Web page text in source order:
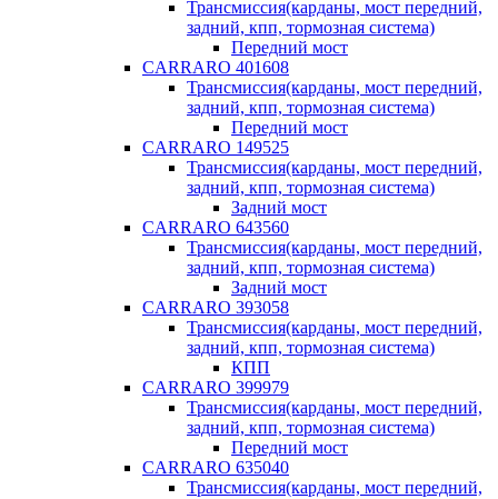
Трансмиссия(карданы, мост передний,
задний, кпп, тормозная система)
Передний мост
CARRARO 401608
Трансмиссия(карданы, мост передний,
задний, кпп, тормозная система)
Передний мост
CARRARO 149525
Трансмиссия(карданы, мост передний,
задний, кпп, тормозная система)
Задний мост
CARRARO 643560
Трансмиссия(карданы, мост передний,
задний, кпп, тормозная система)
Задний мост
CARRARO 393058
Трансмиссия(карданы, мост передний,
задний, кпп, тормозная система)
КПП
CARRARO 399979
Трансмиссия(карданы, мост передний,
задний, кпп, тормозная система)
Передний мост
CARRARO 635040
Трансмиссия(карданы, мост передний,